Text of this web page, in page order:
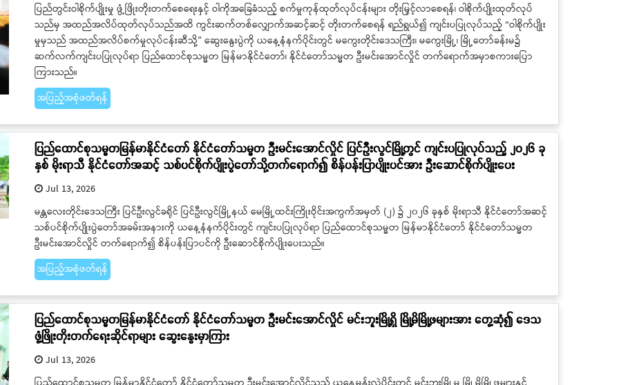
ပြည်တွင်းဝါစိုက်ပျိုးမှု ဖွံ့ဖြိုးတိုးတက်စေရေးနှင့် ဝါကိုအခြေခံသည့် စက်မှုကုန်ထုတ်လုပ်ငန်းများ တိုးမြှင့်လာစေရန်၊ ဝါစိုက်ပျိုးထုတ်လုပ်
သည်မှ အထည်အလိပ်ထုတ်လုပ်သည်အထိ ကွင်းဆက်တစ်လျှောက်အဆင့်ဆင့် တိုးတက်စေရန် ရည်ရွယ်၍ ကျင်းပပြုလုပ်သည့် “ဝါစိုက်ပျိုး
မှုမှသည် အထည်အလိပ်စက်မှုလုပ်ငန်းဆီသို့” ဆွေးနွေးပွဲကို ယနေ့နံနက်ပိုင်းတွင် မကွေးတိုင်းဒေသကြီး၊ မကွေးမြို့၊ မြို့တော်ခန်းမ၌
ဆက်လက်ကျင်းပပြုလုပ်ရာ ပြည်ထောင်စုသမ္မတ မြန်မာနိုင်ငံတော်၊ နိုင်ငံတော်သမ္မတ ဦးမင်းအောင်လှိုင် တက်ရောက်အမှာစကားပြော
ကြားသည်။
အပြည့်အစုံဖတ်ရန်
ပြည်ထောင်စုသမ္မတမြန်မာနိုင်ငံတော် နိုင်ငံတော်သမ္မတ ဦးမင်းအောင်လှိုင် ပြင်ဦးလွင်မြို့တွင် ကျင်းပပြုလုပ်သည့် ၂၀၂၆ ခု
နှစ် မိုးရာသီ နိုင်ငံတော်အဆင့် သစ်ပင်စိုက်ပျိုးပွဲတော်သို့တက်ရောက်၍ စိန်ပန်းပြာပျိုးပင်အား ဦးဆောင်စိုက်ပျိုးပေး
Jul 13, 2026
မန္တလေးတိုင်းဒေသကြီး ပြင်ဦးလွင်ခရိုင် ပြင်ဦးလွင်မြို့နယ် မေမြို့ထင်းကြိုးဝိုင်းအကွက်အမှတ် (၂) ၌ ၂၀၂၆ ခုနှစ် မိုးရာသီ နိုင်ငံတော်အဆင့်
သစ်ပင်စိုက်ပျိုးပွဲတော်အခမ်းအနားကို ယနေ့နံနက်ပိုင်းတွင် ကျင်းပပြုလုပ်ရာ ပြည်ထောင်စုသမ္မတ မြန်မာနိုင်ငံတော် နိုင်ငံတော်သမ္မတ
ဦးမင်းအောင်လှိုင် တက်ရောက်၍ စိန်ပန်းပြာပင်ကို ဦးဆောင်စိုက်ပျိုးပေးသည်။
အပြည့်အစုံဖတ်ရန်
ပြည်ထောင်စုသမ္မတမြန်မာနိုင်ငံတော် နိုင်ငံတော်သမ္မတ ဦးမင်းအောင်လှိုင် မင်းဘူးမြို့ရှိ မြို့မိမြို့ဖများအား တွေ့ဆုံ၍ ဒေသ
ဖွံ့ဖြိုးတိုးတက်ရေးဆိုင်ရာများ ဆွေးနွေးမှာကြား
Jul 13, 2026